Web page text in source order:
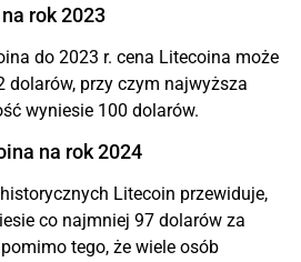
rok 2023
do 2023 r. cena Litecoina może
dolarów, przy czym najwyższa
wyniesie 100 dolarów.
na rok 2024
Litecoin przewiduje,
co najmniej 97 dolarów za
tego, że wiele osób